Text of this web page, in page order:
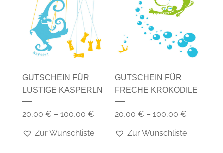
GUTSCHEIN FÜR
LUSTIGE KASPERLN
20,00 € – 100,00 €
Zur Wunschliste
GUTSCHEIN FÜR
FRECHE KROKODILE
20,00€ –100,00€
Zur Wunschliste